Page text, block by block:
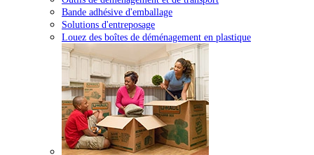
Bande adhésive d'emballage
Solutions d'entreposage
Louez des boîtes de déménagement en plastique